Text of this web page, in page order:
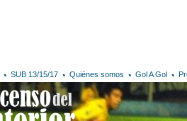
SUB 13/15/17 Quiénes somos Gol A Gol